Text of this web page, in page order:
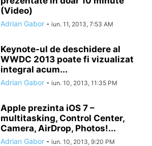
(Video)
Adrian Gabor - iun. 11, 2013, 7:53 AM
Keynote-ul de deschidere al
WWDC 2013 poate fi vizualizat
integral acum...
Adrian Gabor - iun. 10, 2013, 11:35 PM
Apple prezinta iOS 7 –
multitasking, Control Center,
Camera, AirDrop, Photos!...
Adrian Gabor - iun. 10, 2013, 9:20 PM